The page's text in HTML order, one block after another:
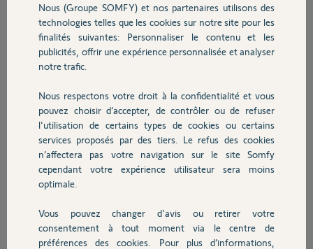
Sécurité
Domotique
Chauffage
Autres produits
Devis avec un pro
merci pour votre retour
fabrice C.
il y a environ 12 ans
Participer au fil de discussion
Réponses
D'après ce que vous nous indiquez, il semblerait qu'il y ait un souci sur la
pignonerie interne de votre moteur. Je vous envoie donc un message
privé afin de traiter votre SAV.
Nous (Groupe SOMFY) et nos partenaires utilisons des
technologies telles que les cookies sur notre site pour les
finalités suivantes: Personnaliser le contenu et les
publicités, offrir une expérience personnalisée et analyser
notre trafic.
Nous respectons votre droit à la confidentialité et vous
pouvez choisir d’accepter, de contrôler ou de refuser
l'utilisation de certains types de cookies ou certains
services proposés par des tiers. Le refus des cookies
n’affectera pas votre navigation sur le site Somfy
cependant votre expérience utilisateur sera moins
optimale.
Vous pouvez changer d'avis ou retirer votre
consentement à tout moment via le centre de
préférences des cookies. Pour plus d’informations,